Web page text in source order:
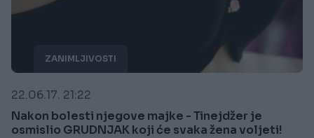
ZANIMLJIVOSTI
22.06.17. 21:22
Nakon bolesti njegove majke - Tinejdžer je
osmislio GRUDNJAK koji će svaka žena voljeti!